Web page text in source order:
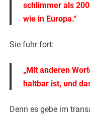
schlimmer als
wie in Europa.“
Sie fuhr fort:
„Mit anderen
haltbar ist, und
Denn es gebe im